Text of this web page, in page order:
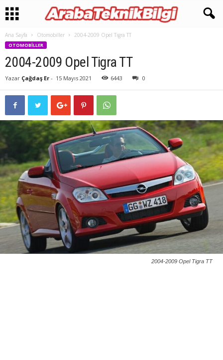
Ana Sayfa Otomobiller 2004-2009 Opel Tigra TT
OTOMOBILLER
2004-2009 Opel Tigra TT
Yazar Çağdaş Er - 15 Mayıs 2021 6443 0
2004-2009 Opel Tigra TT